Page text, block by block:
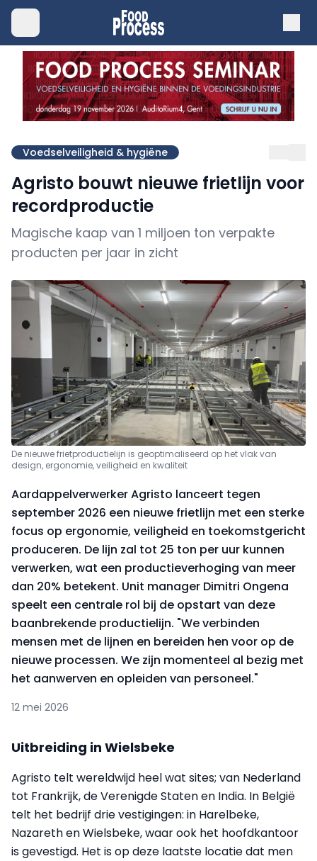
Voedselveiligheid & hygiëne
Agristo bouwt nieuwe frietlijn voor
recordproductie
Magische kaap van 1 miljoen ton verpakte
producten per jaar in zicht
De nieuwe frietproductielijn is geoptimaliseerd op het vlak van
design, ergonomie, veiligheid en kwaliteit
Aardappelverwerker Agristo lanceert tegen
september 2026 een nieuwe frietlijn met een sterke
focus op ergonomie, veiligheid en toekomstgericht
produceren. De lijn zal tot 25 ton per uur kunnen
verwerken, wat een productieverhoging van meer
dan 20% betekent. Unit manager Dimitri Ongena
speelt een centrale rol bij de opstart van deze
baanbrekende productielijn. "We verbinden
mensen met de lijnen en bereiden hen voor op de
nieuwe processen. We zijn momenteel al bezig met
het aanwerven en opleiden van personeel."
12 mei 2026
Uitbreiding in Wielsbeke
Agristo telt wereldwijd heel wat sites; van Nederland
tot Frankrijk, de Verenigde Staten en India. In België
telt het bedrijf drie vestigingen: in Harelbeke,
Nazareth en Wielsbeke, waar ook het hoofdkantoor
is gevestigd. Het is op deze laatste locatie dat men